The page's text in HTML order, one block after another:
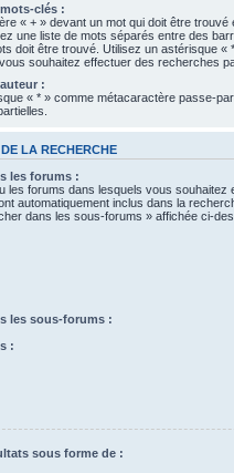
clés :
« + » devant un mot qui doit être trouvé
une liste de mots séparés entre des
doit être trouvé. Utilisez un astérisque «
souhaitez effectuer des recherches
:
« * » comme métacaractère passe-
LA RECHERCHE
les forums :
les forums dans lesquels vous souhaitez
automatiquement inclus dans la
dans les sous-forums » affichée ci-
les sous-forums :
:
sous forme de :